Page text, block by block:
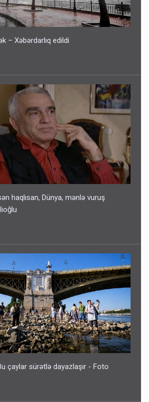
– Xəbərdarlıq edildi
haqlısan, Dünya, mənlə vuruş
çaylar sürətlə dayazlaşır - Foto